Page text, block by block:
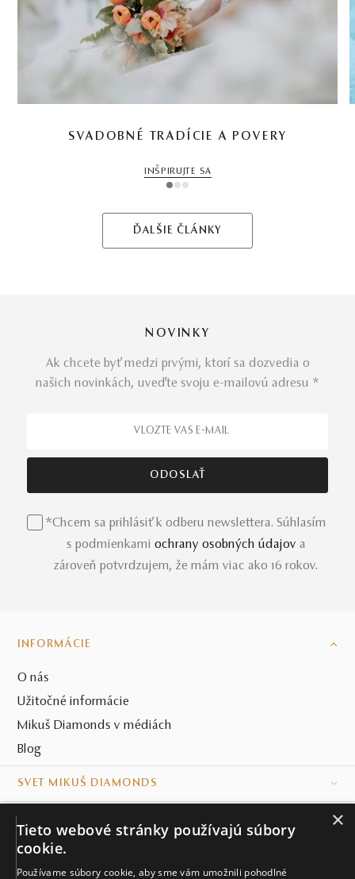
SVADOBNÉ TRADÍCIE A POVERY
INŠPIRUJTE SA
1 2 3
ĎALŠIE ČLÁNKY
NOVINKY
Ak chcete byť medzi prvými, ktorí sa dozvedia o
našich novinkách, uveďte svoju e-mailovú adresu *
*Chcem sa prihlásiť k odberu newslettera. Súhlasím
s podmienkami ochrany osobných údajov a
zároveň potvrdzujem, že mám viac ako 16 rokov.
INFORMÁCIE
O nás
Užitočné informácie
Mikuš Diamonds v médiách
Blog
SVET MIKUŠ DIAMONDS
KONTAKT
×
Tieto webové stránky používajú súbory
cookie.
Používame súbory cookie, aby sme vám umožnili pohodlné